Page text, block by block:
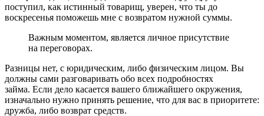
поступил, как истинный товарищ, уверен, что ты до
воскресенья поможешь мне с возвратом нужной суммы.
Важным моментом, является личное присутствие
на переговорах.
Разницы нет, с юридическим, либо физическим лицом. Вы
должны сами разговаривать обо всех подробностях
займа. Если дело касается вашего ближайшего окружения,
изначально нужно принять решение, что для вас в приоритете:
дружба, либо возврат средств.